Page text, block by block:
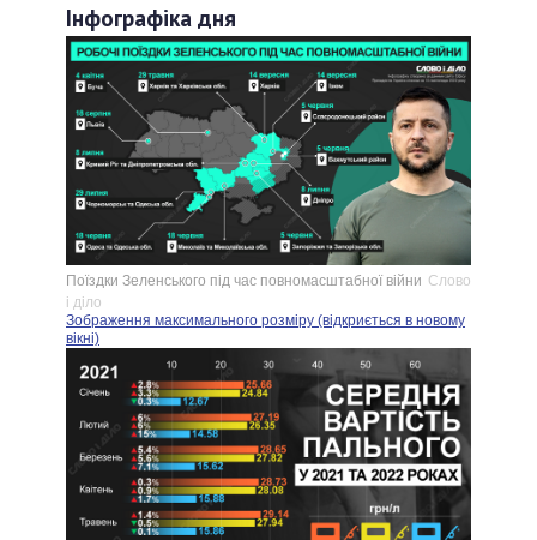
Інфографіка дня
Поїздки Зеленського під час повномасштабної війни Слово
і діло
Зображення максимального розміру (відкриється в новому
вікні)